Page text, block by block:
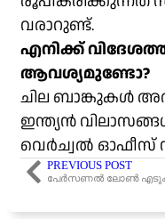
വരാറുണ്ട്.
എനിക്ക്
ആവശ്യമുണ്ടോ?
ചില ബാങ്കുകൾ
ഇന്ത്യൻ
വെർച്വൽ ഓഫീസ്
PREVIOUS POST